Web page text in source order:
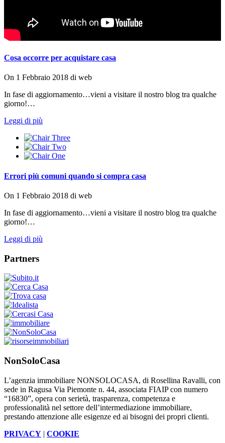
Cosa occorre per acquistare casa
On 1 Febbraio 2018 di web
In fase di aggiornamento…vieni a visitare il nostro blog tra qualche
giorno!…
Leggi di più
Errori più comuni quando si compra casa
On 1 Febbraio 2018 di web
In fase di aggiornamento…vieni a visitare il nostro blog tra qualche
giorno!…
Leggi di più
Partners
NonSoloCasa
L’agenzia immobiliare NONSOLOCASA, di Rosellina Ravalli, con
sede in Ragusa Via Piemonte n. 44, associata FIAIP con numero
“16830”, opera con serietà, trasparenza, competenza e
professionalità nel settore dell’intermediazione immobiliare,
prestando attenzione alle esigenze ed ai bisogni dei propri clienti.
PRIVACY | COOKIE